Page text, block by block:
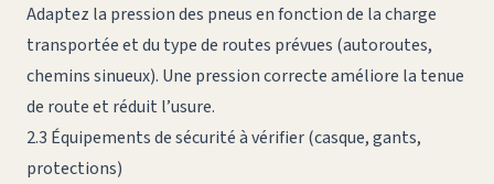
Adaptez la pression des pneus en fonction de la charge
transportée et du type de routes prévues (autoroutes,
chemins sinueux). Une pression correcte améliore la tenue
de route et réduit l’usure.
2.3 Équipements de sécurité à vérifier (casque, gants,
protections)